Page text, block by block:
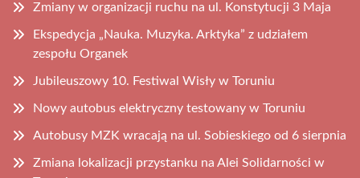
Zmiany w organizacji ruchu na ul. Konstytucji 3 Maja
Ekspedycja „Nauka. Muzyka. Arktyka” z udziałem
zespołu Organek
Jubileuszowy 10. Festiwal Wisły w Toruniu
Nowy autobus elektryczny testowany w Toruniu
Autobusy MZK wracają na ul. Sobieskiego od 6 sierpnia
Zmiana lokalizacji przystanku na Alei Solidarności w